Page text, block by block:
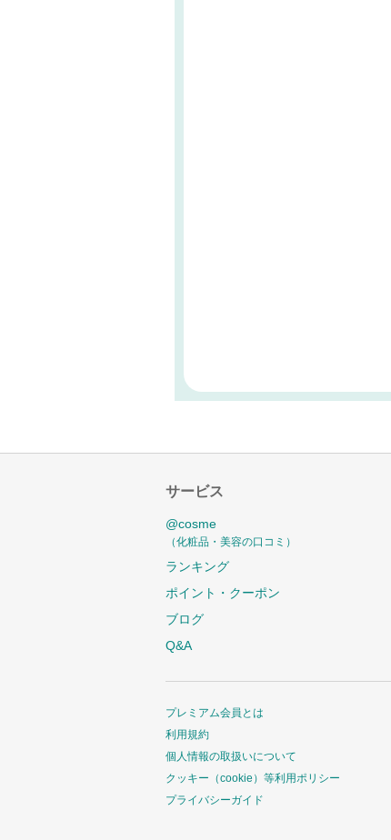
サービス
@cosme
（化粧品・美容の口コミ）
ランキング
ポイント・クーポン
ブログ
Q&A
プレミアム会員とは
利用規約
個人情報の取扱いについて
クッキー（cookie）等利用ポリシー
プライバシーガイド